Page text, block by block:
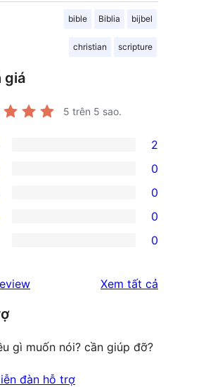
bible Biblia bijbel
christian scripture
giá
5 trên 5 sao.
2
0
0
0
0
Xem tất cả
gì muốn nói? cần giúp đỡ?
đàn hỗ trợ